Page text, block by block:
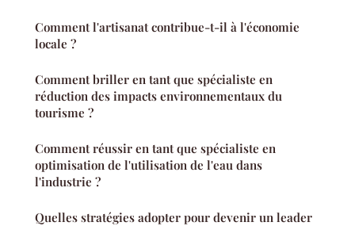
Comment l'artisanat contribue-t-il à l'économie
locale ?
Comment briller en tant que spécialiste en
réduction des impacts environnementaux du
tourisme ?
Comment réussir en tant que spécialiste en
optimisation de l'utilisation de l'eau dans
l'industrie ?
Quelles stratégies adopter pour devenir un leader